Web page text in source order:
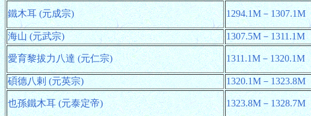
鐵木耳 (元成宗) 1294.1M－1307.1M
海山 (元武宗)
1307.5M－1311.1M
愛育黎拔力八達 (元仁宗) 1311.1M－1320.1M
碩德八剌 (元英宗)
1320.1M－1323.8M
也孫鐵木耳 (元泰定帝) 1323.8M－1328.7M